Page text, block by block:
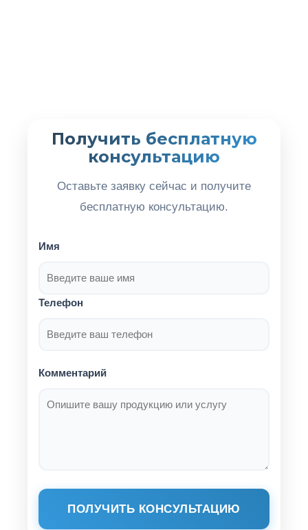
Получить бесплатную
консультацию
Оставьте заявку сейчас и получите
бесплатную консультацию.
Имя
Телефон
Комментарий
ПОЛУЧИТЬ КОНСУЛЬТАЦИЮ